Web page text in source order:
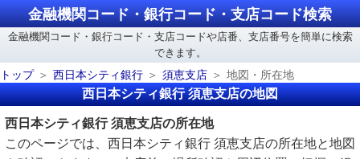
金融機関コード・銀行コード・支店コード検索
金融機関コード・銀行コード・支店コードや店番、支店番号を簡単に検索
できます。
トップ
西日本シティ銀行 須恵支店 地図・所在地
西日本シティ銀行 須恵支店の地図
西日本シティ銀行 須恵支店の所在地
このページでは、西日本シティ銀行 須恵支店の所在地と地図